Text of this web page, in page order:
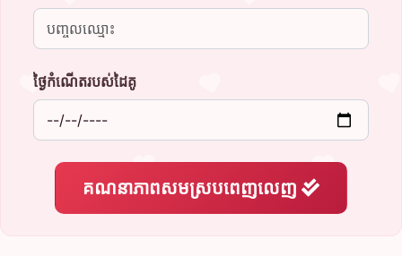
ថ្ងៃកំណើតរបស់ដៃគូ
គណនាភាពសមស្របពេញលេញ